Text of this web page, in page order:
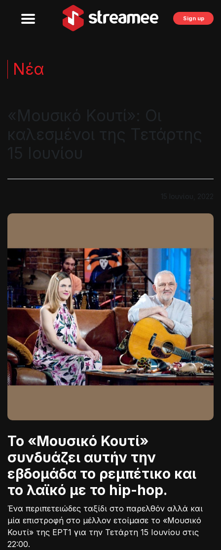
Sign up
Νέα
«Μουσικό Κουτί»: Οι
καλεσμένοι της Τετάρτης
15 Ιουνίου
15 Ιουνίου, 2022
Το «Μουσικό Κουτί»
συνδυάζει αυτήν την
εβδομάδα το ρεμπέτικο και
το λαϊκό με το hip-hop.
Ένα περιπετειώδες ταξίδι στο παρελθόν αλλά και
μία επιστροφή στο μέλλον ετοίμασε το «Μουσικό
Κουτί» της ΕΡΤ1 για την Τετάρτη 15 Ιουνίου στις
22:00.